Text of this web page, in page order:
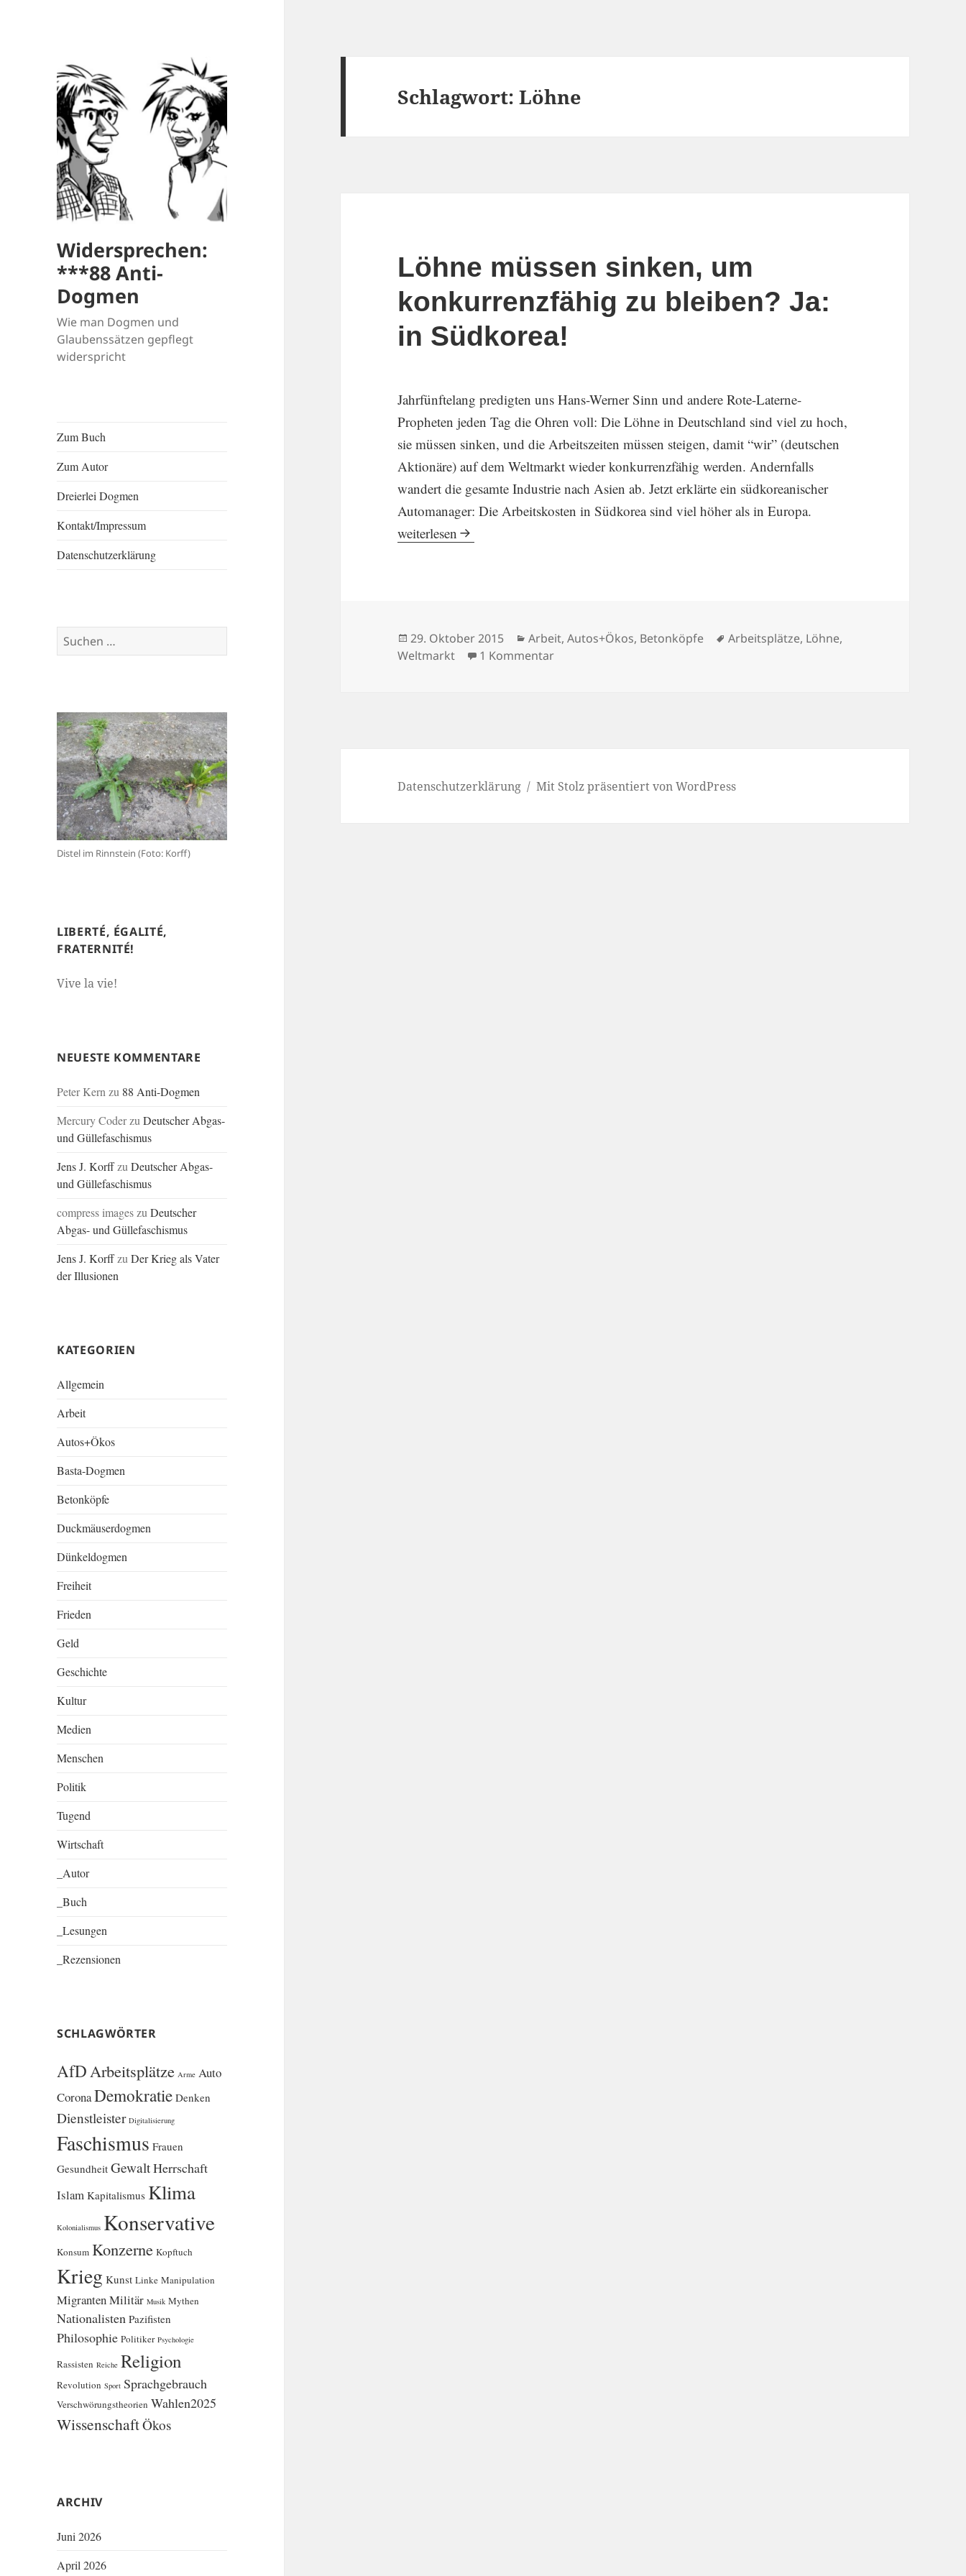
Widersprechen:
***88 Anti-
Dogmen
Wie man Dogmen und
Glaubenssätzen gepflegt
widerspricht
Zum Buch
Zum Autor
Dreierlei Dogmen
Kontakt/​​Impressum
Datenschutzerklärung
Suchen
nach:
Distel im Rinnstein (Foto: Korff)
LIBERTÉ, ÉGALITÉ,
FRATERNITÉ!
Vive la vie!
NEUESTE KOMMENTARE
Peter Kernzu 88 Anti-Dogmen
Mercury CoderzuDeutscher Abgas-
und Güllefaschismus
Jens J. KorffzuDeutscher Abgas-
und Güllefaschismus
compress imageszuDeutscher
Abgas- und Güllefaschismus
Jens J. KorffzuDer Krieg als Vater
der Illusionen
KATEGORIEN
Allgemein
Arbeit
Autos+Ökos
Basta-Dogmen
Betonköpfe
Duckmäuserdogmen
Dünkeldogmen
Freiheit
Frieden
Geld
Geschichte
Kultur
Medien
Menschen
Politik
Tugend
Wirtschaft
_Autor
_Buch
_Lesungen
_Rezensionen
SCHLAGWÖRTER
AfDArbeitsplätze Arme Auto
CoronaDemokratie Denken
Dienstleister Digitalisierung
Faschismus Frauen
Gesundheit GewaltHerrschaft
Islam Kapitalismus Klima
Kolonialismus Konservative
Konsum Konzerne Kopftuch
Krieg Kunst Linke Manipulation
MigrantenMilitär Musik Mythen
Nationalisten Pazifisten
Philosophie Politiker Psychologie
Rassisten Reiche Religion
Revolution Sport Sprachgebrauch
Verschwörungstheorien Wahlen2025
WissenschaftÖkos
ARCHIV
Juni 2026
April 2026
Schlagwort:Löhne
Löhne müssen sinken, um
konkurrenzfähig zu bleiben? Ja:
in Südkorea!
Jahrfünf­te­lang predigten uns Hans-Werner Sinn und andere Rote-Laterne-
Propheten jeden Tag die Ohren voll: Die Löhne in Deutsch­land sind viel zu hoch,
sie müssen sinken, und die Arbeits­zeiten müssen steigen, damit “wir” (deutschen
Aktio­näre) auf dem Weltmarkt wieder konkur­renz­fähig werden. Andern­falls
wandert die gesamte Indus­trie nach Asien ab. Jetzt erklärte ein südko­rea­ni­scher
Automa­nager: Die Arbeits­kosten in Südkorea sind viel höher als in Europa.
Löhne müssen sinken, um konkur­renz­fähig zu bleiben? Ja: in Südkorea!
weiter­lesen
Veröffentlicht
am
29. Oktober 2015 Kategorien
Arbeit,Autos+Ökos, Betonköpfe Schlagwörter
Arbeitsplätze, Löhne,
Weltmarkt
1 Kommentarzu Löhne müssen sinken, um konkurrenzfähig zu bleiben? Ja: in Südkorea!
Datenschutzerklärung Mit Stolz präsentiert von WordPress